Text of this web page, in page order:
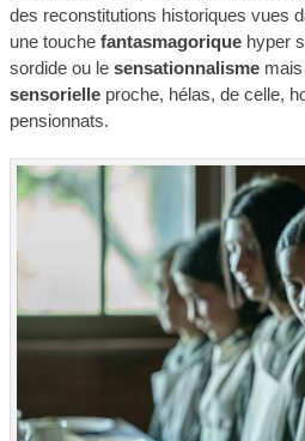
des reconstitutions historiques vues
une touche fantasmagorique hyper
sordide ou le sensationnalisme
sensorielle proche, hélas, de celle,
pensionnats.